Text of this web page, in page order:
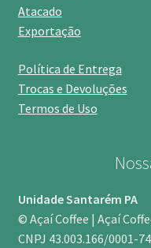
Atacado
Exportação
Política de Entrega
Trocas e Devoluções
Termos de Uso
Unidade Santarém PA
© Açaí Coffee | Açaí
CNPJ 43.003.166/0001-